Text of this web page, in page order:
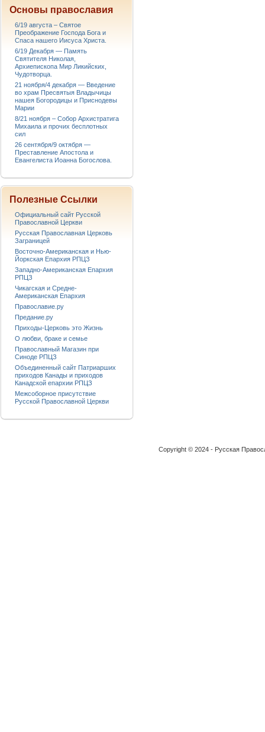
Основы православия
6/19 августа – Святое
Преображение Господа Бога и
Спаса нашего Иисуса Христа.
6/19 Декабря — Память
Святителя Николая,
Архиепископа Мир Ликийских,
Чудотворца.
21 ноября/4 декабря — Введение
во храм Пресвятыя Владычицы
нашея Богородицы и Приснодевы
Марии
8/21 ноября – Собор Архистратига
Михаила и прочих бесплотных
сил
26 сентября/9 октября —
Преставление Апостола и
Евангелиста Иоанна Богослова.
Полезные Ссылки
Официальный сайт Русской
Православной Церкви
Русская Православная Церковь
Заграницей
Восточно-Американская и Нью-
Йоркская Епархия РПЦЗ
Западно-Американская Епархия
РПЦЗ
Чикагская и Средне-
Американская Епархия
Православие.ру
Предание.ру
Приходы-Церковь это Жизнь
О любви, браке и семье
Православный Магазин при
Синоде РПЦЗ
Объединенный сайт Патриарших
приходов Канады и приходов
Канадской епархии РПЦЗ
Межсоборное присутствие
Русской Православной Церкви
Copyright © 2024 - Русская